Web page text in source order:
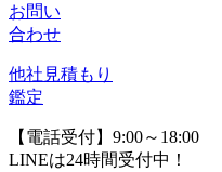
お問い
合わせ
他社見積もり
鑑定
【電話受付】9:00～
LINEは24時間受付中！